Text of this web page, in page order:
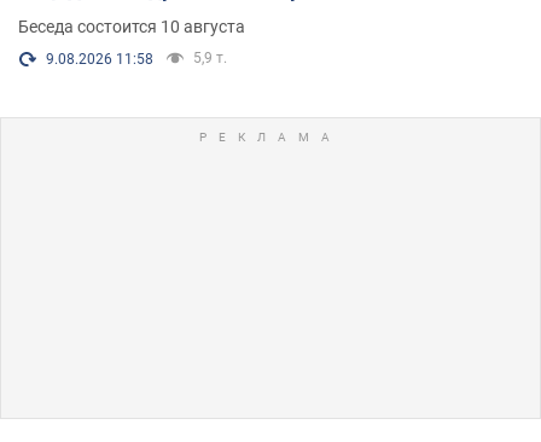
Беседа состоится 10 августа
9.08.2026 11:58 5,9 т.